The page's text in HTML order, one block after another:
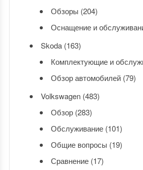
Обзоры (204)
Оснащение и
Skoda(163)
Комплектующие и
Обзор автомобилей(79)
Volkswagen(483)
Обзор(283)
Обслуживание(101)
Общие вопросы (19)
Сравнение(17)